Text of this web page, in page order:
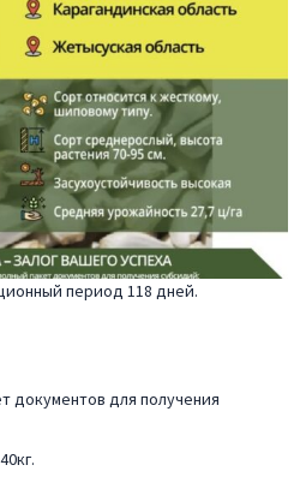
период 118 дней.
документов для получения